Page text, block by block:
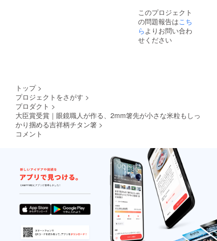
このプロジェクト
の問題報告はこち
ら よりお問い合わ
せください
トップ >
プロジェクトをさがす >
プロダクト >
大臣賞受賞｜眼鏡職人が作る、2mm箸先が小さな米粒もしっ
かり掴める吉祥柄チタン箸 >
コメント